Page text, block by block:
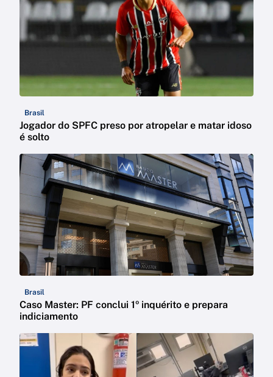
Brasil
Jogador do SPFC preso por atropelar e matar idoso
é solto
Brasil
Caso Master: PF conclui 1º inquérito e prepara
indiciamento